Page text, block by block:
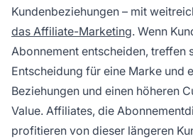
Kundenbeziehungen – mit
das Affiliate-Marketing. Wenn
Abonnement entscheiden, treffen
Entscheidung für eine Marke und
Beziehungen und einen höheren
Value. Affiliates, die
profitieren von dieser längeren